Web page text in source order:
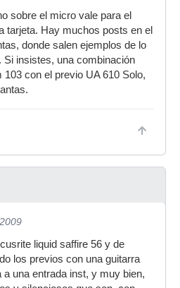
sobre el micro vale para el
tarjeta. Hay muchos posts en el
donde salen ejemplos de lo
Si insistes, una combinación
con el previo UA 610 Solo,
liquid saffire 56 y de
los previos con una guitarra
una entrada inst, y muy bien,